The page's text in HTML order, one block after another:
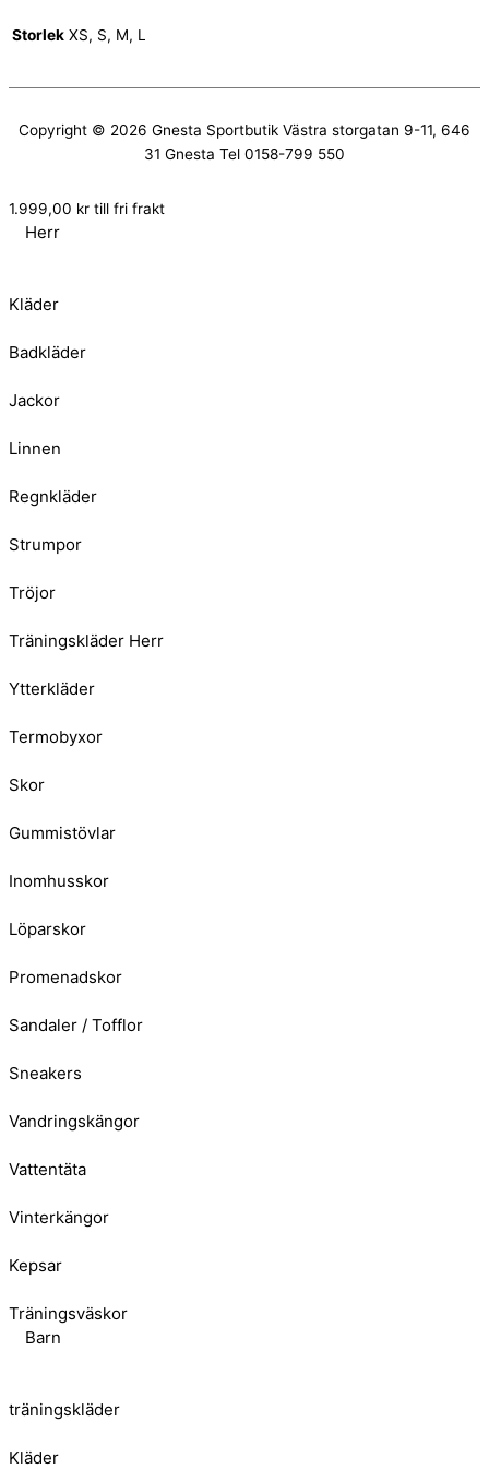
Storlek XS, S, M, L
Copyright © 2026 Gnesta Sportbutik Västra storgatan 9-11, 646
31 Gnesta Tel 0158-799 550
1.999,00 kr till fri frakt
Herr
Kläder
Badkläder
Jackor
Linnen
Regnkläder
Strumpor
Tröjor
Träningskläder Herr
Ytterkläder
Termobyxor
Skor
Gummistövlar
Inomhusskor
Löparskor
Promenadskor
Sandaler / Tofflor
Sneakers
Vandringskängor
Vattentäta
Vinterkängor
Kepsar
Träningsväskor
Barn
träningskläder
Kläder